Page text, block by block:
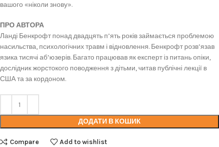
вашого «ніколи знову».
ПРО АВТОРА
Ланді Бенкрофт понад двадцять п’ять років займається проблемою
насильства, психологічних травм і відновлення. Бенкрофт розв’язав
язика тисячі аб’юзерів. Багато працював як експерт із питань опіки,
дослідник жорстокого поводження з дітьми, читав публічні лекції в
США та за кордоном.
ДОДАТИ В КОШИК
Compare Add to wishlist